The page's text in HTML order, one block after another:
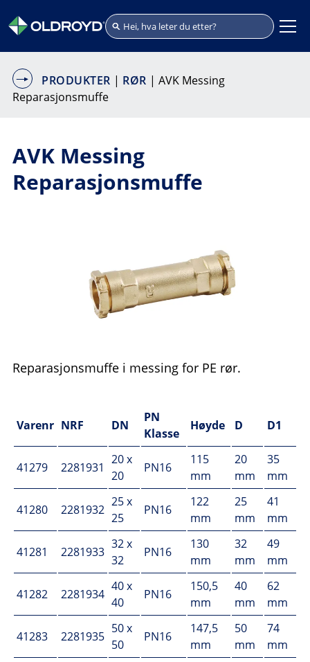
PRODUKTER | RØR | AVK Messing
Reparasjonsmuffe
AVK Messing
Reparasjonsmuffe
Reparasjonsmuffe i messing for PE rør.
Varenr NRF DN
PN
Klasse
Høyde D D1
41279 2281931
20 x
20
PN16
115
mm
20
mm
35
mm
41280 2281932
25 x
25
PN16
122
mm
25
mm
41
mm
41281 2281933
32 x
32
PN16
130
mm
32
mm
49
mm
41282 2281934
40 x
40
PN16
150,5
mm
40
mm
62
mm
41283 2281935
50 x
50
PN16
147,5
mm
50
mm
74
mm